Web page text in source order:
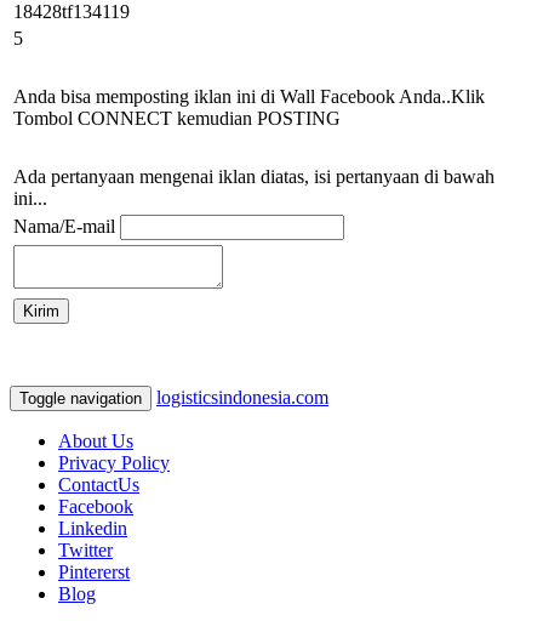
18428tf134119
5
Anda bisa memposting iklan ini di Wall Facebook Anda..Klik
Tombol CONNECT kemudian POSTING
Ada pertanyaan mengenai iklan diatas, isi pertanyaan di bawah
ini...
Nama/E-mail
Toggle navigation logisticsindonesia.com
About Us
Privacy Policy
ContactUs
Facebook
Linkedin
Twitter
Pintererst
Blog